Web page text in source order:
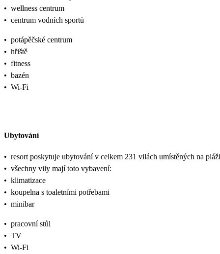
• wellness centrum
• centrum vodních sportů
• potápěčské centrum
• hřiště
• fitness
• bazén
• Wi-Fi
Ubytování
• resort poskytuje ubytování v celkem 231 vilách umístěných na
• všechny vily mají toto vybavení:
• klimatizace
• koupelna s toaletními potřebami
• minibar
• pracovní stůl
• TV
• Wi-Fi